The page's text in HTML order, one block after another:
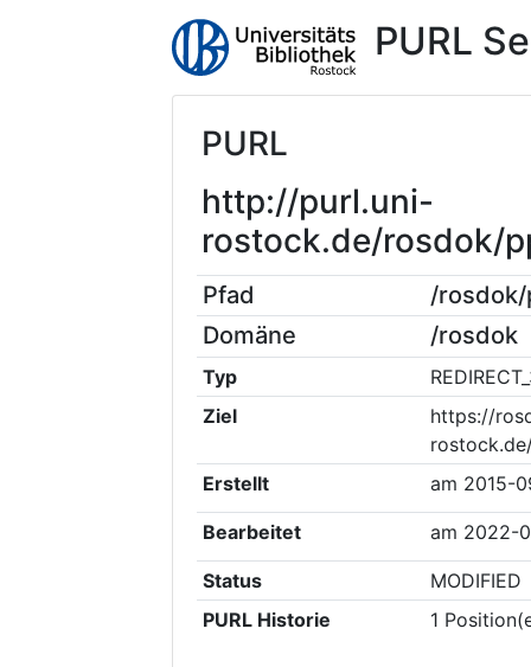
PURL
PURL
http://purl.uni-
rostock.de/rosdok/
Pfad
/rosdok/
Domäne
/rosdok
Typ
Ziel
https://
Erstellt
am 2015-
Bearbeitet am 2022-
Status
MODIFIED
PURL Historie
1